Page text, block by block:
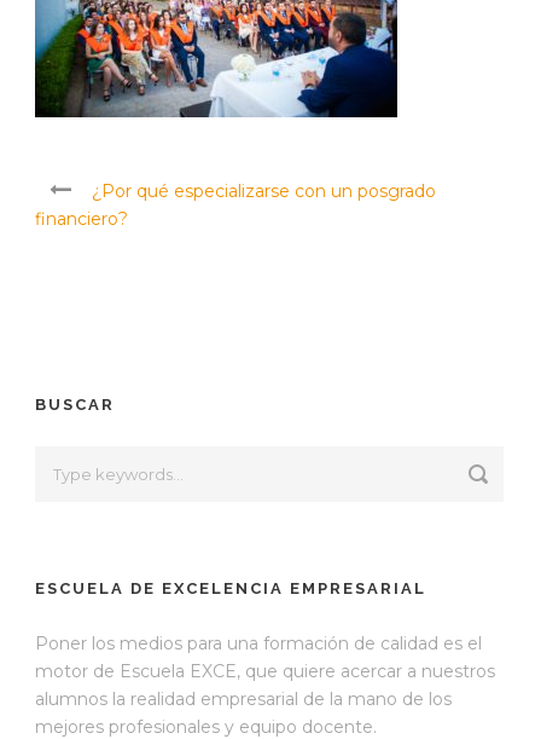
¿Por qué especializarse con un posgrado
financiero?
BUSCAR
ESCUELA DE EXCELENCIA EMPRESARIAL
Poner los medios para una formación de calidad es el
motor de Escuela EXCE, que quiere acercar a nuestros
alumnos la realidad empresarial de la mano de los
mejores profesionales y equipo docente.